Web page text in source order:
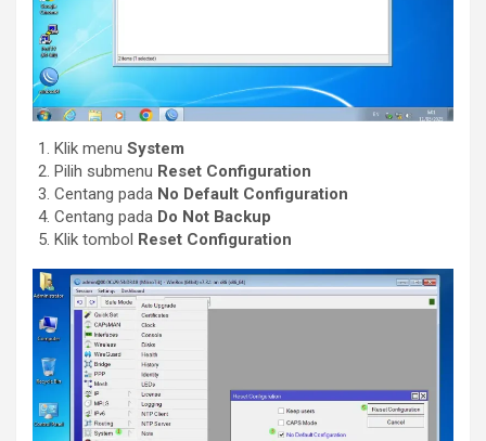
Klik menu System
Pilih submenu Reset Configuration
Centang pada No Default Configuration
Centang pada Do Not Backup
Klik tombol Reset Configuration